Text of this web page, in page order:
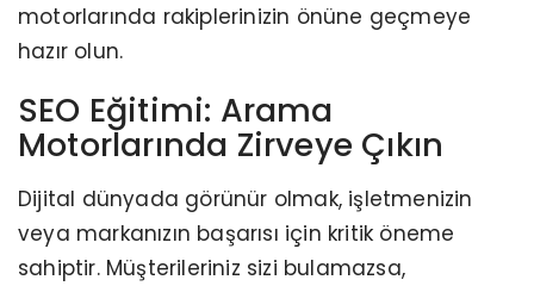
motorlarında rakiplerinizin önüne geçmeye
hazır olun.
SEO Eğitimi: Arama
Motorlarında Zirveye Çıkın
Dijital dünyada görünür olmak, işletmenizin
veya markanızın başarısı için kritik öneme
sahiptir. Müşterileriniz sizi bulamazsa,